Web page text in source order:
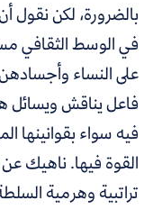
بالضرورة، لكن
في الوسط الثقافي
على النساء
فاعل يناقش ويسائل
فيه سواء بقوانينها
القوة فيها. ناهيك
تراتبية وهرمية